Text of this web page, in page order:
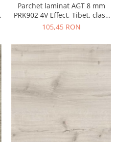
Parchet laminat AGT 8 mm
PRK902 4V Effect, Tibet, clasa
32 AC4
105,45 RON